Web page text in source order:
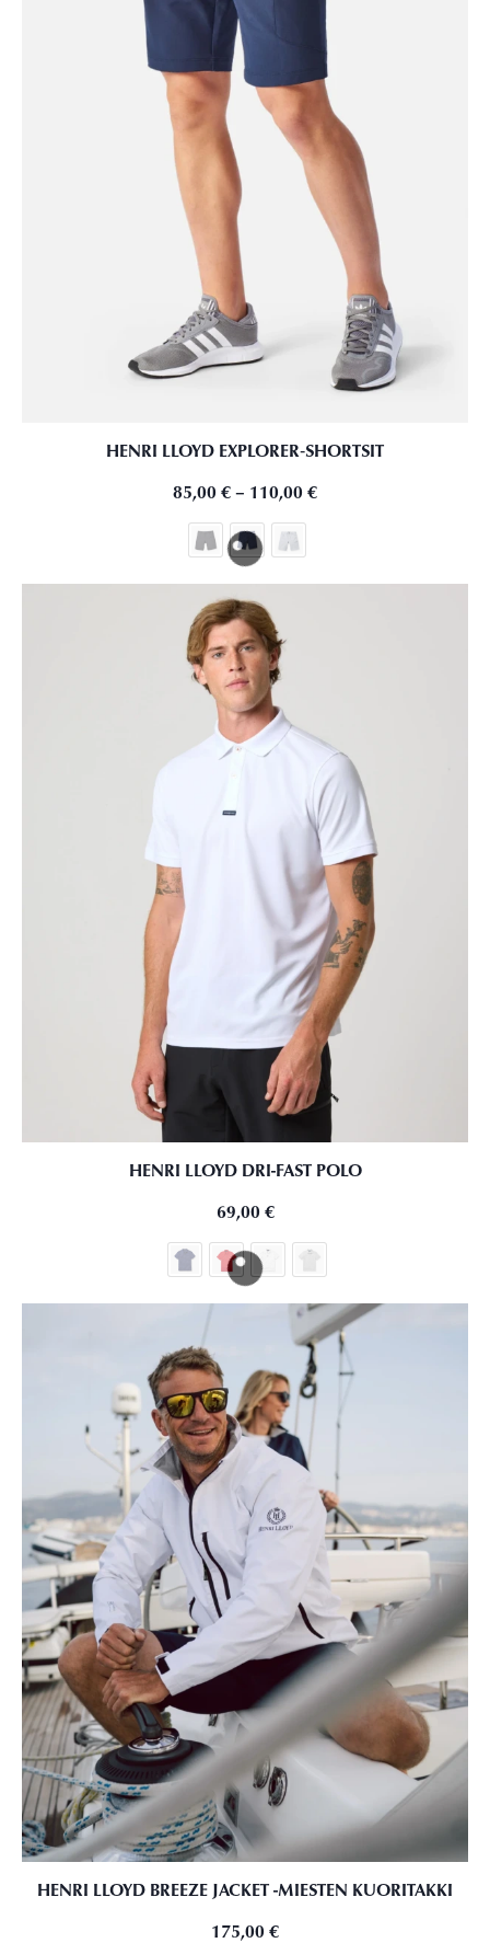
HENRI LLOYD EXPLORER‑SHORTSIT
85,00 €– 110,00 €
HENRI LLOYD DRI-FAST POLO
69,00 €
HENRI LLOYD BREEZE JACKET -MIESTEN KUORITAKKI
175,00 €